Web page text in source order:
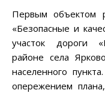
Первым объектом
«Безопасные и
участок дороги
районе села
населенного
опережением